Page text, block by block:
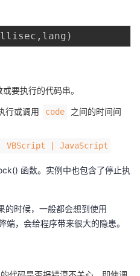
, lang )
要执行的代码串。
行或调用 code
之间的时间间
| JavaScript
函数。实例中也包含了停止执
的时候，一般都会想到使用
端，会给程序带来很大的隐患。